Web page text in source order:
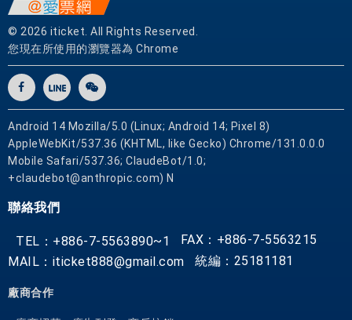
炒
、
煮
、
、
燉
等
種
，
而
© 2026 iticket. All Rights Reserved.
您現在所使用的瀏覽器為 Chrome
Android 14 Mozilla/5.0 (Linux; Android 14; Pixel 8)
AppleWebKit/537.36 (KHTML, like Gecko) Chrome/131.0.0.0
Mobile Safari/537.36; ClaudeBot/1.0;
+claudebot@anthropic.com) N
聯絡我們
TEL：+886-7-5563890~1
FAX：+886-7-5563215
MAIL：iticket888@gmail.com
統編：25181181
廠商合作